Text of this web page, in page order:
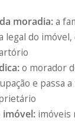
moradia:a
do imóvel,
o morador
e passa
imóvel: imóveis